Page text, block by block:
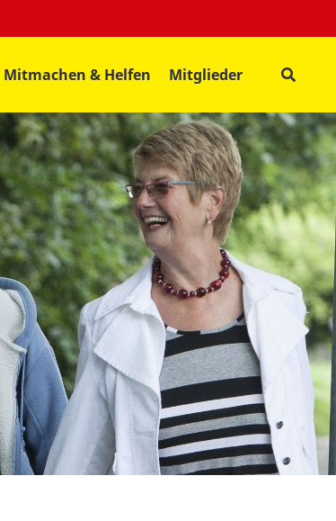
Mitmachen & Helfen Mitglieder